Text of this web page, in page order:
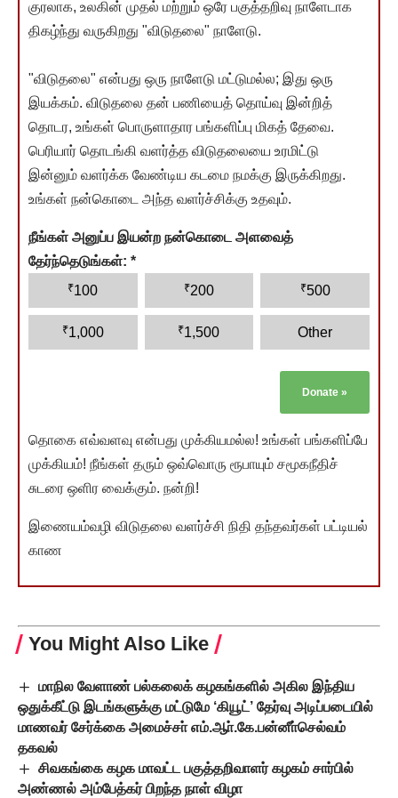
குரலாக, உலகின் முதல் மற்றும் ஒரே பகுத்தறிவு நாளேடாக
திகழ்ந்து வருகிறது "விடுதலை" நாளேடு.
"விடுதலை" என்பது ஒரு நாளேடு மட்டுமல்ல; இது ஒரு
இயக்கம். விடுதலை தன் பணியைத் தொய்வு இன்றித்
தொடர, உங்கள் பொருளாதார பங்களிப்பு மிகத் தேவை.
பெரியார் தொடங்கி வளர்த்த விடுதலையை உரமிட்டு
இன்னும் வளர்க்க வேண்டிய கடமை நமக்கு இருக்கிறது.
உங்கள் நன்கொடை அந்த வளர்ச்சிக்கு உதவும்.
நீங்கள் அனுப்ப இயன்ற நன்கொடை அளவைத்
தேர்ந்தெடுங்கள்: *
₹100 ₹200 ₹500
₹1,000 ₹1,500 Other
Donate »
தொகை எவ்வளவு என்பது முக்கியமல்ல! உங்கள் பங்களிப்பே
முக்கியம்! நீங்கள் தரும் ஒவ்வொரு ரூபாயும் சமூகநீதிச்
சுடரை ஒளிர வைக்கும். நன்றி!
இணையம்வழி விடுதலை வளர்ச்சி நிதி தந்தவர்கள் பட்டியல்
காண
You Might Also Like
மாநில வேளாண் பல்கலைக் கழகங்களில் அகில இந்திய
ஒதுக்கீட்டு இடங்களுக்கு மட்டுமே ‘கியூட்’ தேர்வு அடிப்படையில்
மாணவர் சேர்க்கை அமைச்சா் எம்.ஆா்.கே.பன்னீா்செல்வம்
தகவல்
சிவகங்கை கழக மாவட்ட பகுத்தறிவாளர் கழகம் சார்பில்
அண்ணல் அம்பேத்கர் பிறந்த நாள் விழா